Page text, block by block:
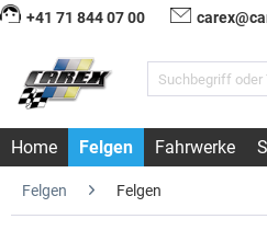
+41 71 844 07 00
Home Felgen Fahrwerke
Felgen Felgen